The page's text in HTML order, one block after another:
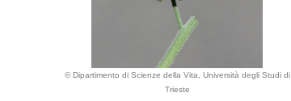
© Dipartimento di Scienze della Vita, Università degli Studi di
Trieste